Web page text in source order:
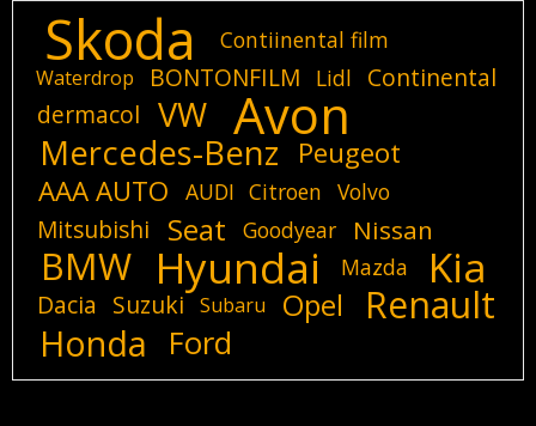
Skoda Contiinental film
Waterdrop BONTONFILM Lidl
Continental
dermacol
VW Avon
Mercedes-Benz
Peugeot
AAA AUTO
AUDI Citroen Volvo
Mitsubishi Seat Goodyear Nissan
BMW Hyundai Mazda Kia
Dacia Suzuki Subaru Opel Renault
Honda Ford